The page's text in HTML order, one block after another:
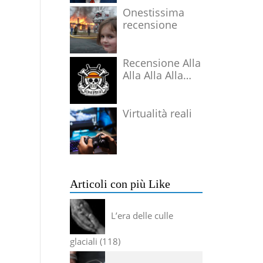
Onestissima
recensione
Recensione Alla
Alla Alla Alla
Virtualità reali
Articoli con più Like
L’era delle culle
glaciali 118